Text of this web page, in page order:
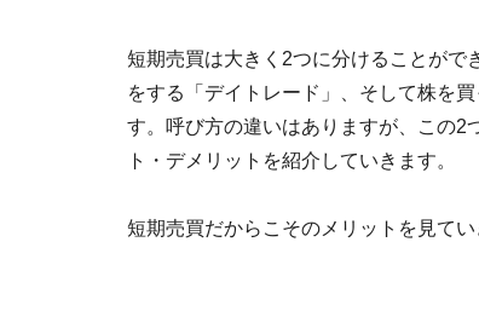
短期売買は大きく2つに分けることがで
をする「デイトレード」、そして株を
す。呼び方の違いはありますが、この2
ト・デメリットを紹介していきます。
短期売買だからこそのメリットを見てい